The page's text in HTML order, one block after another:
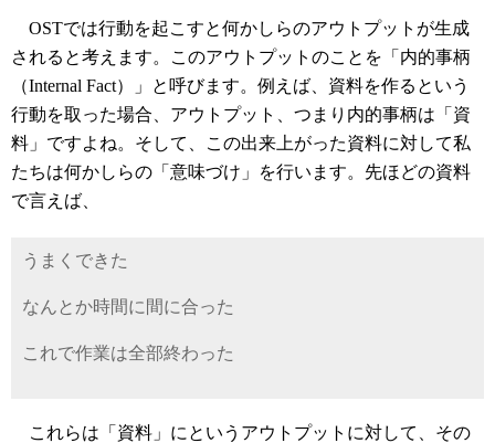
OSTでは行動を起こすと何かしらのアウトプットが生成
されると考えます。このアウトプットのことを「内的事柄
（Internal Fact）」と呼びます。例えば、資料を作るという
行動を取った場合、アウトプット、つまり内的事柄は「資
料」ですよね。そして、この出来上がった資料に対して私
たちは何かしらの「意味づけ」を行います。先ほどの資料
で言えば、
うまくできた
なんとか時間に間に合った
これで作業は全部終わった
これらは「資料」にというアウトプットに対して、その